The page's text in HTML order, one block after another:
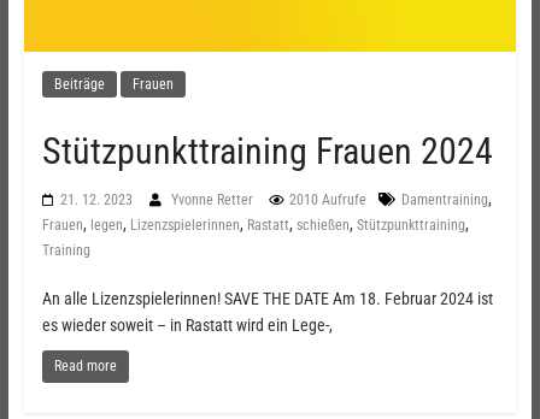
Beiträge Frauen
Stützpunkttraining Frauen 2024
21. 12. 2023 Yvonne Retter 2010 Aufrufe Damentraining,
Frauen, legen, Lizenzspielerinnen, Rastatt, schießen, Stützpunkttraining,
Training
An alle Lizenzspielerinnen! SAVE THE DATE Am 18. Februar 2024 ist
es wieder soweit – in Rastatt wird ein Lege-,
Read more